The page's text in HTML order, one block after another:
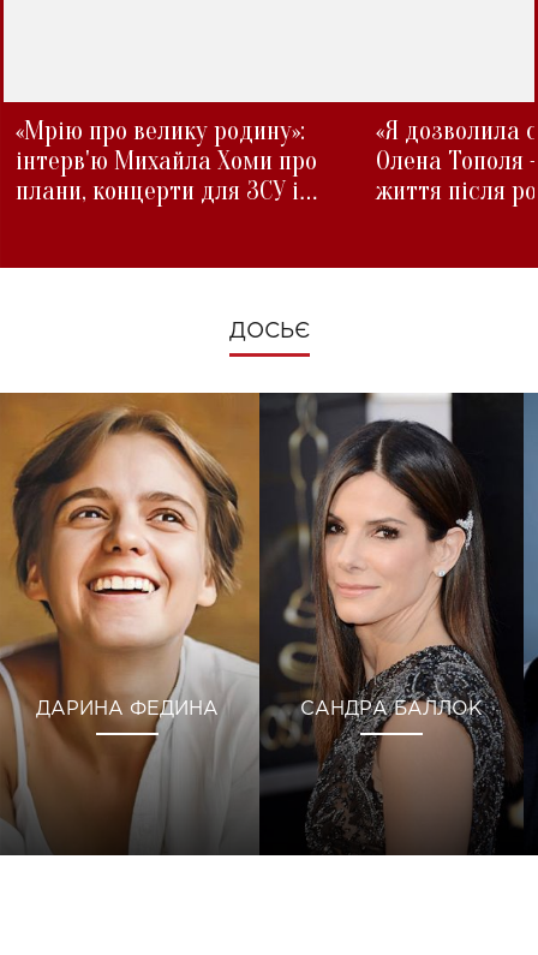
«Мрію про велику родину»:
інтерв'ю Михайла Хоми про
плани, концерти для ЗСУ і
«Я дозволила
Олена Тополя
життя після
ДОСЬЄ
ДАРИНА ФЕДИНА САНДРА БАЛЛОК